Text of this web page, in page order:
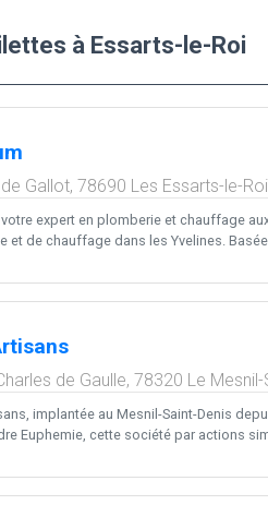
à Essarts-le-Roi
Gallot, 78690 Les Essarts-le-Roi
expert en plomberie et chauffage
et de chauffage dans les Yvelines. Basée
de Gaulle, 78320 Le
implantée au Mesnil-Saint-Denis
Euphemie, cette société par actions